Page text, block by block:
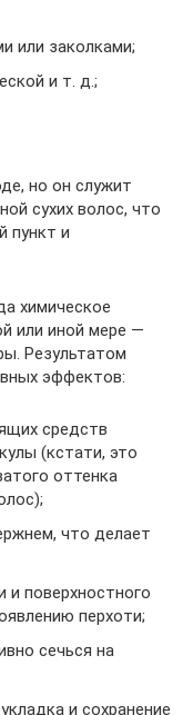
или заколками;
и т. д.;
но он служит
сухих волос, что
пункт и
химическое
или иной мере —
Результатом
эффектов:
средств
(кстати, это
оттенка
что делает
поверхностного
перхоти;
сечься на
и сохранение